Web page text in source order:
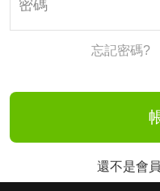
忘記密碼?
還不是會